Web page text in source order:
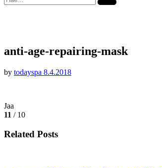
anti-age-repairing-mask
by todayspa 8.4.2018
Jaa
11 / 10
Related Posts